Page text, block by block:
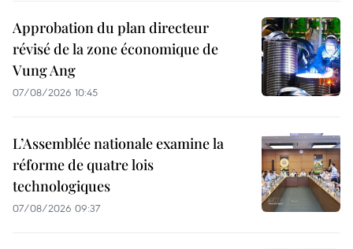
Approbation du plan directeur
révisé de la zone économique de
Vung Ang
07/08/2026 10:45
L’Assemblée nationale examine la
réforme de quatre lois
technologiques
07/08/2026 09:37